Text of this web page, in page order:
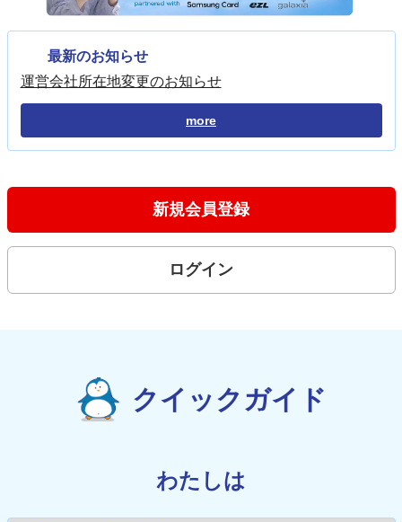
最新のお知らせ
運営会社所在地変更のお知らせ
more
新規会員登録
ログイン
クイックガイド
わたしは